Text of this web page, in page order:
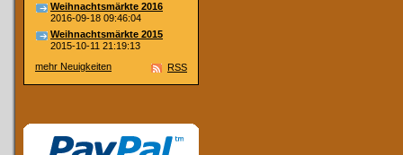
Weihnachtsmärkte 2016
2016-09-18 09:46:04
Weihnachtsmärkte 2015
2015-10-11 21:19:13
mehr Neuigkeiten
RSS